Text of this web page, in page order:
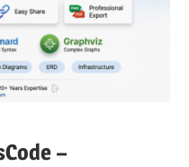
–